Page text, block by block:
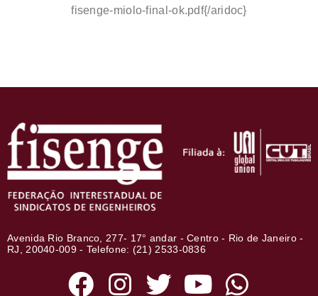
fisenge-miolo-final-ok.pdf{/aridoc}
Avenida Rio Branco, 277- 17° andar - Centro - Rio de Janeiro -
RJ, 20040-009 - Telefone: (21) 2533-0836